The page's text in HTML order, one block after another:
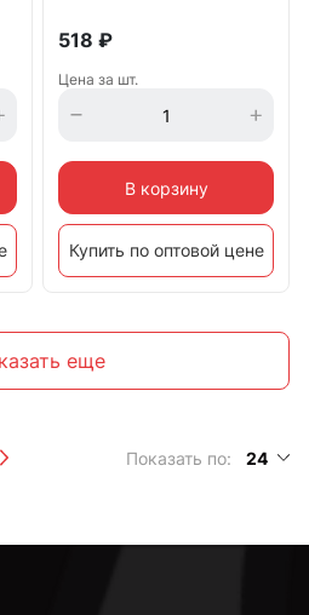
518 ₽
Цена за шт.
В корзину
Купить по оптовой цене
еще
Показать по: 24